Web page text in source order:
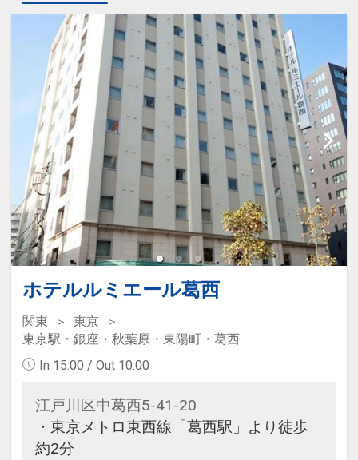
ホテルルミエール葛西
関東
東京
東京駅・銀座・秋葉原・東陽町・葛西
In 15:00 / Out 10:00
江戸川区中葛西5-41-20
・東京メトロ東西線「葛西駅」より徒歩
約2分